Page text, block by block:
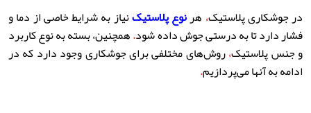
در جوشکاری پلاستیک، هرنوع پلاستیکنیاز به شرایط خاصی از دما و
فشار دارد تا به درستی جوش داده شود.همچنین، بسته به نوع کاربرد
و جنس پلاستیک،روش‌های مختلفی برای جوشکاری وجود دارد که در
ادامه به آنها می‌پردازیم.